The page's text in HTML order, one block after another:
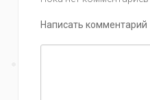
Написать комментарий